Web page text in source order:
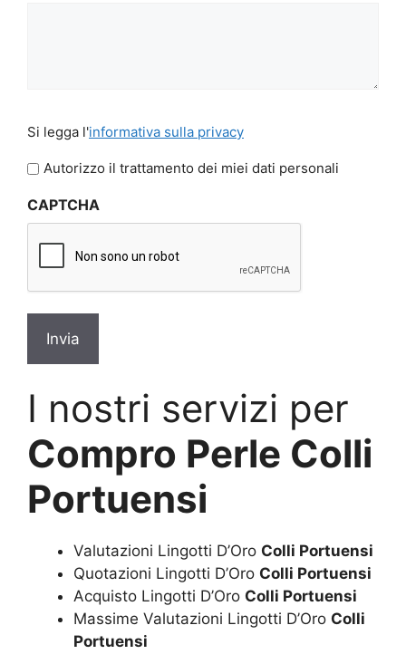
legga
l'informativa
privacy
Si legga l'informativa sulla privacy
Autorizzo il trattamento dei miei dati personali
CAPTCHA
I nostri servizi per
Compro Perle Colli
Portuensi
Valutazioni Lingotti D’Oro Colli Portuensi
Quotazioni Lingotti D’Oro Colli Portuensi
Acquisto Lingotti D’Oro Colli Portuensi
Massime Valutazioni Lingotti D’Oro Colli
Portuensi